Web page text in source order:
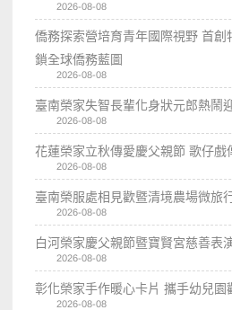
2026-08-08
僑務探索營培育青年國際視野 首創
鎖全球僑務藍圖
2026-08-08
臺南榮家失智長輩化身狀元郎熱鬧
2026-08-08
花蓮榮家立秋傳愛慶父親節 歌仔戲
2026-08-08
臺南榮服處相見歡暨清境農場微旅
2026-08-08
白河榮家慶父親節暨寶賢宮慈善表
2026-08-08
彰化榮家手作暖心卡片 攜手幼兒園
2026-08-08